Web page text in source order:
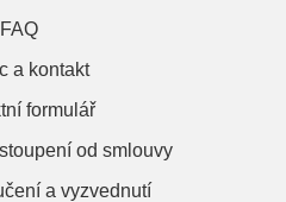
FAQ
a kontakt
formulář
od smlouvy
a vyzvednutí